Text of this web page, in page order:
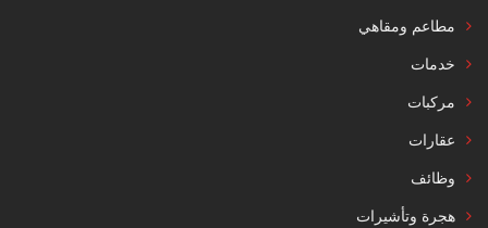
مطاعم ومقاهي
خدمات
مركبات
عقارات
وظائف
هجرة وتأشيرات